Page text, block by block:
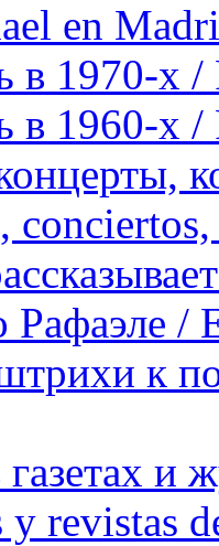
en
в 1970-х /
в 1960-х /
Рафаэле /
к
газетах и
y revistas